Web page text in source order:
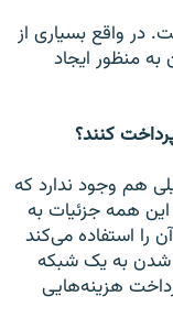
در واقع بسیاری از
منظور ایجاد
هم وجود ندارد که
این همه جزئیات به
را استفاده می‌کند
شدن به یک شبکه
هزینه‌هایی